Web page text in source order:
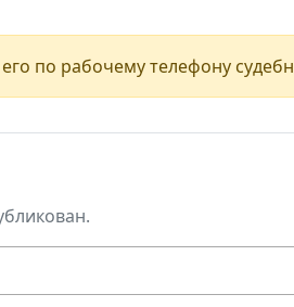
по рабочему телефону